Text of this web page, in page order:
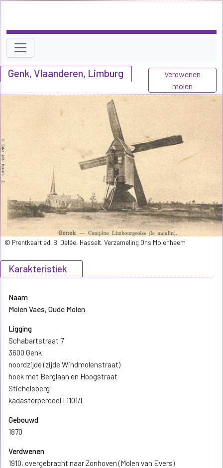
Genk, Vlaanderen, Limburg
Verdwenen
molen
Karakteristiek
Naam
Molen Vaes, Oude Molen
Ligging
Schabartstraat 7
3600 Genk
noordzijde (zijde Windmolenstraat)
hoek met Berglaan en Hoogstraat
Stichelsberg
kadasterperceel I 1101/l
Gebouwd
1870
Verdwenen
1910, overgebracht naar Zonhoven (Molen van Evers)
© Prentkaart ed. B. Delée, Hasselt. Verzameling Ons Molenheem